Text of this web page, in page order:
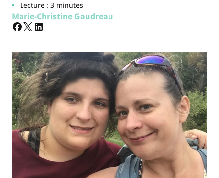
Lecture : 3 minutes
Marie-Christine Gaudreau